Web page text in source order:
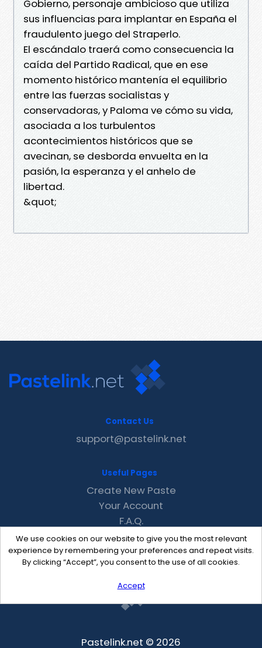
Gobierno, personaje ambicioso que utiliza
sus influencias para implantar en España el
fraudulento juego del Straperlo.
El escándalo traerá como consecuencia la
caída del Partido Radical, que en ese
momento histórico mantenía el equilibrio
entre las fuerzas socialistas y
conservadoras, y Paloma ve cómo su vida,
asociada a los turbulentos
acontecimientos históricos que se
avecinan, se desborda envuelta en la
pasión, la esperanza y el anhelo de
libertad.
&quot;
We use cookies on our website to give you the most relevant
experience by remembering your preferences and repeat visits.
By clicking “Accept”, you consent to the use of all cookies.
Accept
Contact Us
support@pastelink.net
Useful Pages
Create New Paste
Your Account
F.A.Q.
Recent
Contact
Pastelink.net © 2026